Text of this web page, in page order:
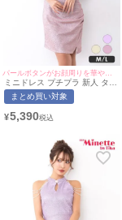
ミニドレス プチプラ 新人 タイ
ト スリット ホルターネック セ
クシー ラウンジ キラキラ ノー
ールチェーン ボタン ピンク キ
まとめ買い対象
¥5,390